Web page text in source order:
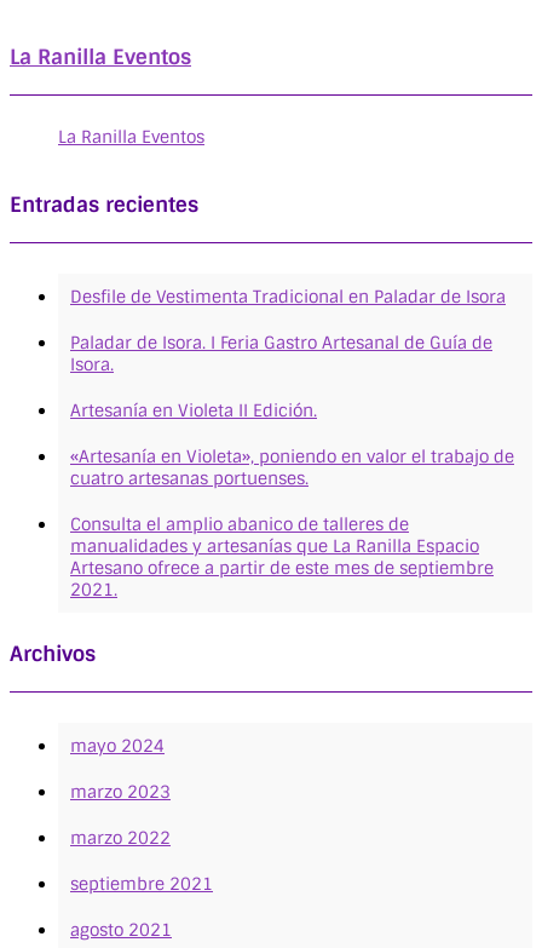
La Ranilla Eventos
La Ranilla Eventos
Entradas recientes
Desfile de Vestimenta Tradicional en Paladar de Isora
Paladar de Isora. I Feria Gastro Artesanal de Guía de
Isora.
Artesanía en Violeta II Edición.
«Artesanía en Violeta», poniendo en valor el trabajo de
cuatro artesanas portuenses.
Consulta el amplio abanico de talleres de
manualidades y artesanías que La Ranilla Espacio
Artesano ofrece a partir de este mes de septiembre
2021.
Archivos
mayo 2024
marzo 2023
marzo 2022
septiembre 2021
agosto 2021